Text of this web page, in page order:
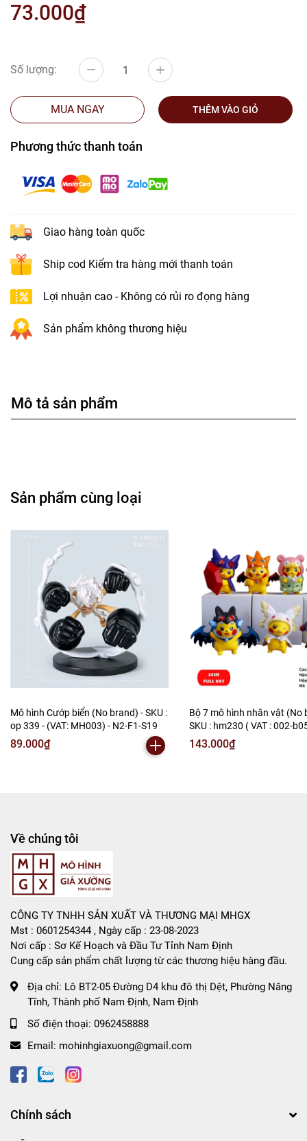
73.000₫
Số lượng:
MUA NGAY THÊM VÀO GIỎ
Phương thức thanh toán
Giao hàng toàn quốc
Ship cod Kiểm tra hàng mới thanh toán
Lợi nhuận cao - Không có rủi ro đọng hàng
Sản phẩm không thương hiệu
Mô tả sản phẩm
Sản phẩm cùng loại
Mô hình Cướp biển (No brand) - SKU :
op 339 - (VAT: MH003) - N2-F1-S19
89.000₫
Bộ 7 mô hình nhân vật (No
SKU : hm230 ( VAT : 002-
N2-B1-S3
143.000₫
Về chúng tôi
CÔNG TY TNHH SẢN XUẤT VÀ THƯƠNG MẠI MHGX
Mst : 0601254344 , Ngày cấp : 23-08-2023
Nơi cấp : Sơ Kế Hoạch và Đầu Tư Tỉnh Nam Định
Cung cấp sản phẩm chất lượng từ các thương hiệu hàng đầu.
Địa chỉ: Lô BT2-05 Đường D4 khu đô thị Dệt, Phường Năng
Tĩnh, Thành phố Nam Định, Nam Định
Số điện thoại: 0962458888
Email: mohinhgiaxuong@gmail.com
Chính sách